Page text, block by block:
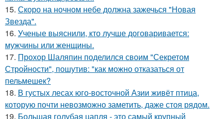
15. Скоро на ночном небе должна зажечься "Новая
Звезда".
16. Ученые выяснили, кто лучше договаривается:
мужчины или женщины.
17. Прохор Шаляпин поделился своим "Секретом
Стройности", пошутив: "как можно отказаться от
пельмешек?
18. В густых лесах юго-восточной Азии живёт птица,
которую почти невозможно заметить, даже стоя рядом.
19. Большая голубая цапля - это самый крупный